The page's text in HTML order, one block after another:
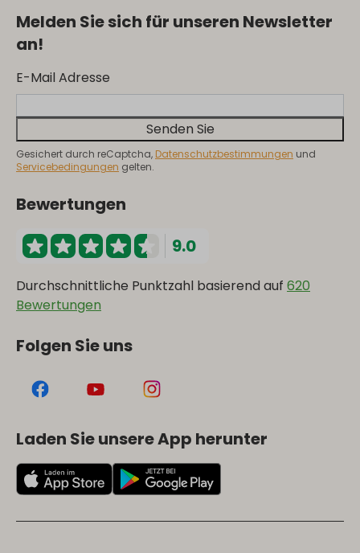
Melden Sie sich für unseren Newsletter
an!
E-Mail Adresse
Senden Sie
Gesichert durch reCaptcha, Datenschutzbestimmungen und
Servicebedingungen gelten.
Bewertungen
9.0
Durchschnittliche Punktzahl basierend auf 620
Bewertungen
Folgen Sie uns
Laden Sie unsere App herunter